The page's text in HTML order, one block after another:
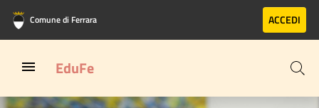
Vai al contenuto principale
Vai al footer
Comune di Ferrara ACCEDI
EduFe